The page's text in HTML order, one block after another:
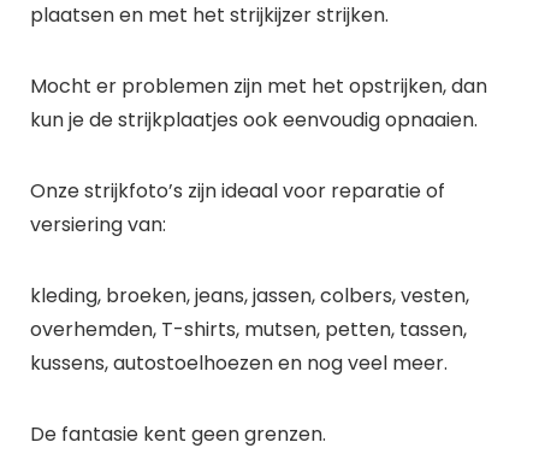
plaatsen en met het strijkijzer strijken.
Mocht er problemen zijn met het opstrijken, dan
kun je de strijkplaatjes ook eenvoudig opnaaien.
Onze strijkfoto’s zijn ideaal voor reparatie of
versiering van:
kleding, broeken, jeans, jassen, colbers, vesten,
overhemden, T-shirts, mutsen, petten, tassen,
kussens, autostoelhoezen en nog veel meer.
De fantasie kent geen grenzen.